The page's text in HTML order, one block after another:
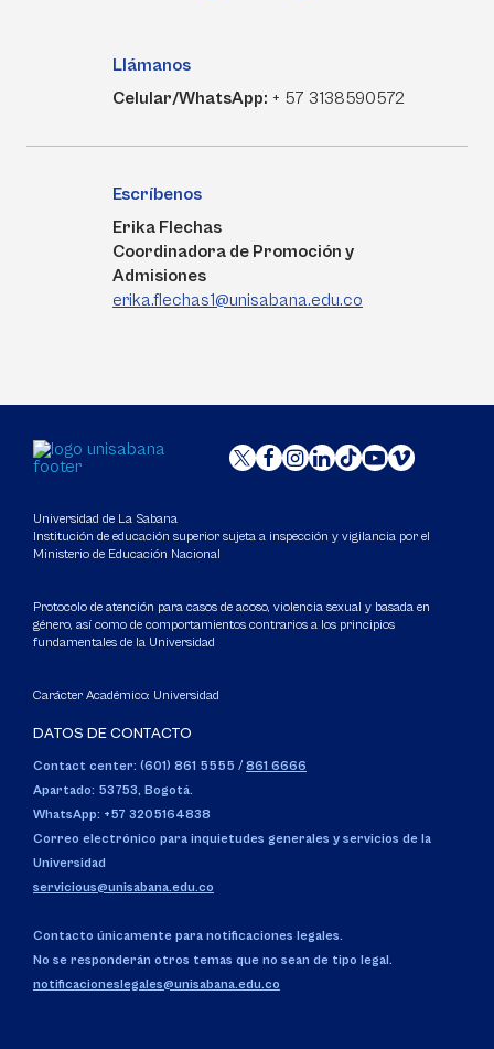
Llámanos
Celular/WhatsApp: + 57 3138590572
Escríbenos
Erika Flechas
Coordinadora de Promoción y
Admisiones
erika.flechas1@unisabana.edu.co
Universidad de La Sabana
Institución de educación superior sujeta a inspección y vigilancia por el
Ministerio de Educación Nacional
Protocolo de atención para casos de acoso, violencia sexual y basada en
género, así como de comportamientos contrarios a los principios
fundamentales de la Universidad
Carácter Académico: Universidad
DATOS DE CONTACTO
Contact center: (601) 861 5555 / 861 6666
Apartado: 53753, Bogotá.
WhatsApp: +57 3205164838
Correo electrónico para inquietudes generales y servicios de la
Universidad
servicious@unisabana.edu.co
Contacto únicamente para notificaciones legales.
No se responderán otros temas que no sean de tipo legal.
notificacioneslegales@unisabana.edu.co